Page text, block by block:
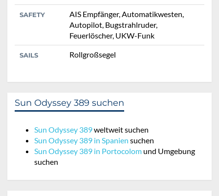
SAFETY
AIS Empfänger, Automatikwesten,
Autopilot, Bugstrahlruder,
Feuerlöscher, UKW-Funk
SAILS Rollgroßsegel
Sun Odyssey 389 suchen
Sun Odyssey 389weltweit suchen
Sun Odyssey 389 in Spanien suchen
Sun Odyssey 389 in Portocolom und Umgebung
suchen